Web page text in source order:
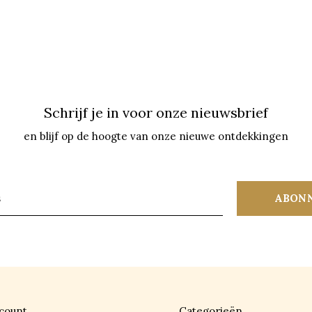
Schrijf je in voor onze nieuwsbrief
en blijf op de hoogte van onze nieuwe ontdekkingen